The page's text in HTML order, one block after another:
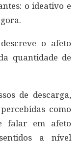
o ideativo e
o afeto
quantidade de
de descarga,
como
falar em afeto
a nível